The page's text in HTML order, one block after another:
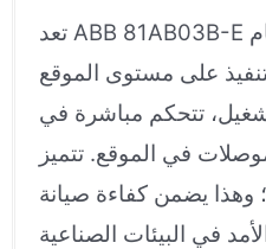
تعد ABB 81AB03B-E وحدة الإدخال/الإخراج الأساسية في نظام ABB DCS. وتتمثل وظيفتها الرئيسية في استقبال الأوامر المنطقية من نظام التحكم الرئيسي وتنفيذ الت
تتحكم مباشرة في
وهذا يضمن كفاءة صيانة